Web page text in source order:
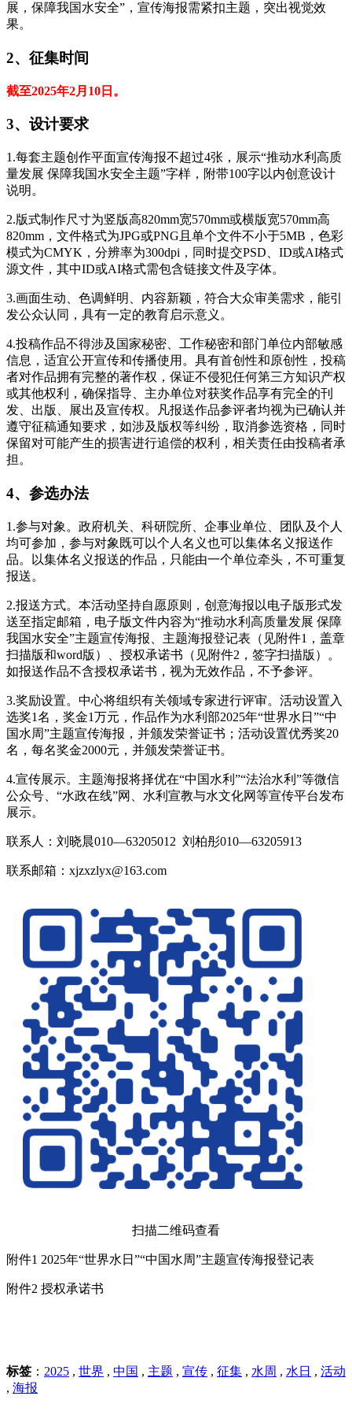
展，保障我国水安全”，宣传海报需紧扣主题，突出视觉效
果。
2、征集时间
截至2025年2月10日。
3、设计要求
1.每套主题创作平面宣传海报不超过4张，展示“推动水利高质
量发展 保障我国水安全主题”字样，附带100字以内创意设计
说明。
2.版式制作尺寸为竖版高820mm宽570mm或横版宽570mm高
820mm，文件格式为JPG或PNG且单个文件不小于5MB，色彩
模式为CMYK，分辨率为300dpi，同时提交PSD、ID或AI格式
源文件，其中ID或AI格式需包含链接文件及字体。
3.画面生动、色调鲜明、内容新颖，符合大众审美需求，能引
发公众认同，具有一定的教育启示意义。
4.投稿作品不得涉及国家秘密、工作秘密和部门单位内部敏感
信息，适宜公开宣传和传播使用。具有首创性和原创性，投稿
者对作品拥有完整的著作权，保证不侵犯任何第三方知识产权
或其他权利，确保指导、主办单位对获奖作品享有完全的刊
发、出版、展出及宣传权。凡报送作品参评者均视为已确认并
遵守征稿通知要求，如涉及版权等纠纷，取消参选资格，同时
保留对可能产生的损害进行追偿的权利，相关责任由投稿者承
担。
4、参选办法
1.参与对象。政府机关、科研院所、企事业单位、团队及个人
均可参加，参与对象既可以个人名义也可以集体名义报送作
品。以集体名义报送的作品，只能由一个单位牵头，不可重复
报送。
2.报送方式。本活动坚持自愿原则，创意海报以电子版形式发
送至指定邮箱，电子版文件内容为“推动水利高质量发展 保障
我国水安全”主题宣传海报、主题海报登记表（见附件1，盖章
扫描版和word版）、授权承诺书（见附件2，签字扫描版）。
如报送作品不含授权承诺书，视为无效作品，不予参评。
3.奖励设置。中心将组织有关领域专家进行评审。活动设置入
选奖1名，奖金1万元，作品作为水利部2025年“世界水日”“中
国水周”主题宣传海报，并颁发荣誉证书；活动设置优秀奖20
名，每名奖金2000元，并颁发荣誉证书。
4.宣传展示。主题海报将择优在“中国水利”“法治水利”等微信
公众号、“水政在线”网、水利宣教与水文化网等宣传平台发布
展示。
联系人：刘晓晨010—63205012 刘柏彤010—63205913
联系邮箱：xjzxzlyx@163.com
扫描二维码查看
附件1 2025年“世界水日”“中国水周”主题宣传海报登记表
附件2 授权承诺书
标签 ： 2025 , 世界 , 中国 , 主题 , 宣传 , 征集 , 水周 , 水日 , 活动
, 海报